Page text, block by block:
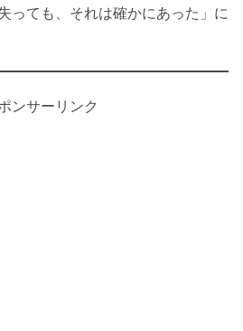
っても、それは確かにあった」に
ンサーリンク